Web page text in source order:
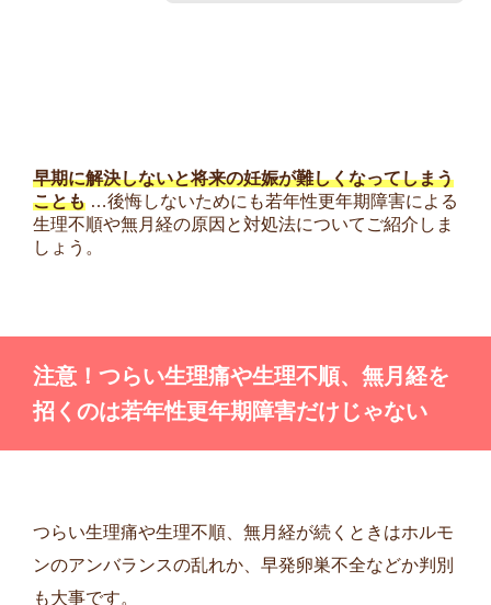
早期に解決しないと将来の妊娠が難しくなってしまう
ことも …後悔しないためにも若年性更年期障害による
生理不順や無月経の原因と対処法についてご紹介しま
しょう。
注意！つらい生理痛や生理不順、無月経を
招くのは若年性更年期障害だけじゃない
つらい生理痛や生理不順、無月経が続くときはホルモ
ンのアンバランスの乱れか、早発卵巣不全などか判別
も大事です。